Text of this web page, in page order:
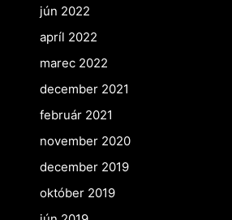
jún 2022
apríl 2022
marec 2022
december 2021
február 2021
november 2020
december 2019
október 2019